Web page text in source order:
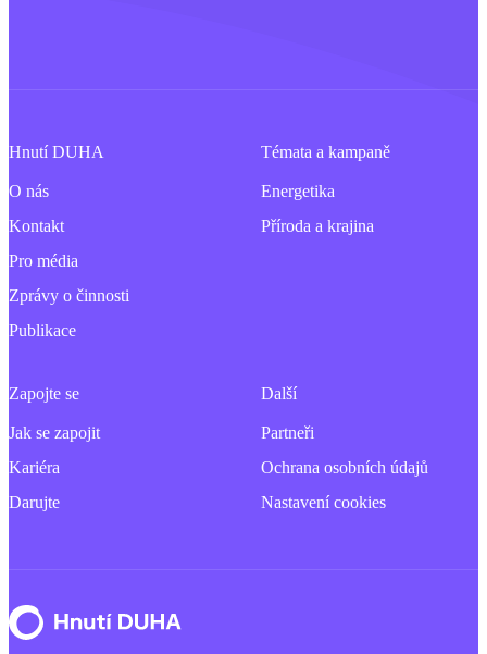
Hnutí DUHA
O nás
Kontakt
Pro média
Zprávy o činnosti
Publikace
Témata a kampaně
Energetika
Příroda a krajina
Zapojte se
Jak se zapojit
Kariéra
Darujte
Další
Partneři
Ochrana osobních údajů
Nastavení cookies